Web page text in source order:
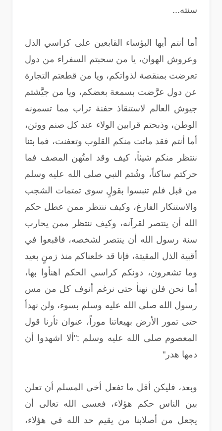
سنته...
أما أنتم أيها البؤساء القابعين على كراسي الذل
وعروش الهوان، يا من سحبتم السفراء من دول
تعرضت بمنقصة لذواتكم، ويا من قطعتم التجارة
عن دول عرَّضت بسمعة بعضكم، ويا من جيَّشتم
جيوش العالم لاستنقاذ حفنة تراب مما تسمونه
الوطن، وذبحتم قرابين الولاء عند كل صنم ووثن،
أما أنتم فقد ماتت منكم القلوب وتعفنت، فما بتنا
ننتظر منكم شيئاً، كيف وقد امتُهن المصف فما
حركتم ساكناً، وشُتم النبي صلى الله عليه وسلم
من قبل فلم تنبسوا بقولٍ سوى تمتمات الشجب
والاستنكار الفارغ، وكيف ننتظر ممن عطل حكم
الله أن ينتصر لقرآنه، وكيف ننتظر ممن يحارب
سنة رسول الله أن ينتصر لشخصه، فاقبعوا في
أقبية الذل المقيتة، فإنا قد خلعناكم منذ زمنٍ بعيد
وما تشعرون، دونكم كراسي الحكم اهنأوا بها،
أما نحن فلن نهنأ حتى نرغم أنوف كل من مس
رسول الله صلى الله عليه وسلم بسوء، ولن نهدأ
حتى تمور الأرض بهيعاتنا موراً، عنوان ثأرنا قول
المعصوم صلى الله عليه وسلم :"ألا اشهدوا أن
دمها هدر"
وبعد، فليكن أقل ما تفعل أخي المسلم أن تعلن
بين الناس حكم هؤلاء، فعسى الله تعالى أن
يجعل من أصلابنا من يقيم حد الله في هؤلاء،